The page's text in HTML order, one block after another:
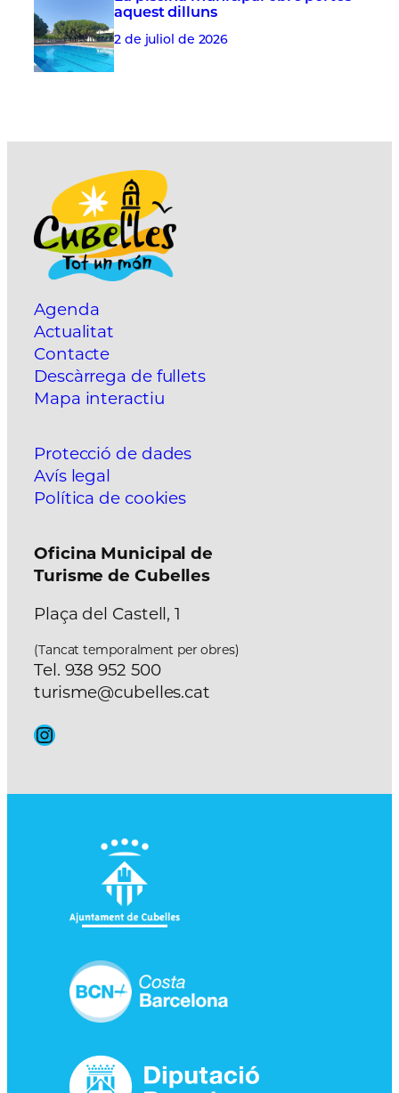
aquest dilluns
2 de juliol de 2026
Agenda
Actualitat
Contacte
Descàrrega de fullets
Mapa interactiu
Protecció de dades
Avís legal
Política de cookies
Oficina Municipal de
Turisme de Cubelles
Plaça del Castell, 1
(Tancat temporalment per obres)
Tel. 938 952 500
turisme@cubelles.cat
Instagram